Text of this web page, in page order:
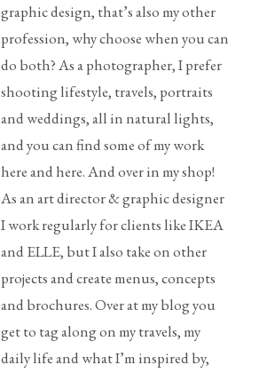
graphic design, that’s also my other
profession, why choose when you can
do both? As a photographer, I prefer
shooting lifestyle, travels, portraits
and weddings, all in natural lights,
and you can find some of my work
here and here. And over in my shop!
As an art director & graphic designer
I work regularly for clients like IKEA
and ELLE, but I also take on other
projects and create menus, concepts
and brochures. Over at my blog you
get to tag along on my travels, my
daily life and what I’m inspired by,